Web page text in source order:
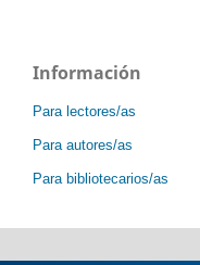
Información
Para lectores/as
Para autores/as
Para bibliotecarios/as